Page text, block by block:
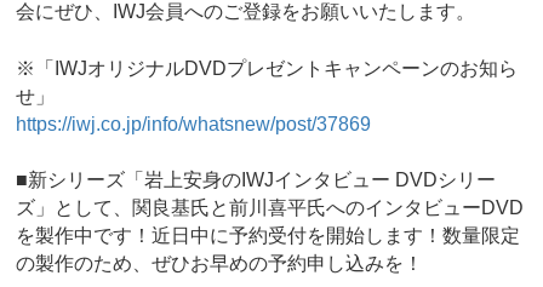
会にぜひ、IWJ会員へのご登録をお願いいたします。
※「IWJオリジナルDVDプレゼントキャンペーンのお知ら
せ」
https://iwj.co.jp/info/whatsnew/post/37869
■新シリーズ「岩上安身のIWJインタビュー DVDシリー
ズ」として、関良基氏と前川喜平氏へのインタビューDVD
を製作中です！近日中に予約受付を開始します！数量限定
の製作のため、ぜひお早めの予約申し込みを！